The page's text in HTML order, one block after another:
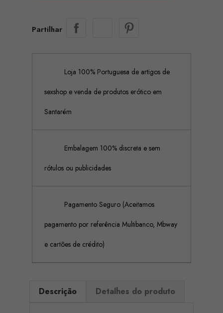
Partilhar
Loja 100% Portuguesa de artigos de
sexshop e venda de produtos erótico em
Santarém
Embalagem 100% discreta e sem
rótulos ou publicidades
Pagamento Seguro (Aceitamos
pagamento por referência Multibanco, Mbway
e cartões de crédito)
Descrição Detalhes do produto